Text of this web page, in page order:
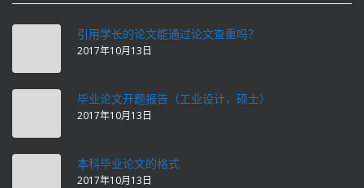
引用学长的论文能通过论文查重吗？
2017年10月13日
毕业论文开题报告（工业设计，硕士）
2017年10月13日
本科毕业论文的格式
2017年10月13日